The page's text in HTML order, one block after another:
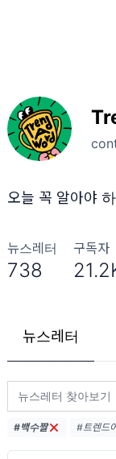
오늘 꼭 알아야
뉴스레터
738
구독자
뉴스레터
#백수짤 #트렌드